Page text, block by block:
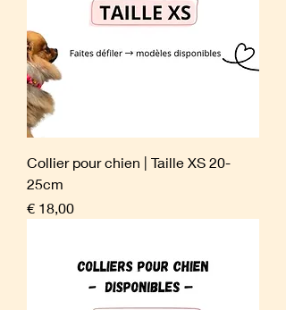
Collier pour chien | Taille XS 20-
25cm
Prijs
€ 18,00